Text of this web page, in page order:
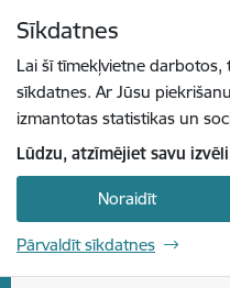
Sīkdatnes
Lai šī tīmekļvietne
sīkdatnes. Ar Jūsu
izmantotas statistikas un
Lūdzu, atzīmējiet savu
Noraidīt
Pārvaldīt sīkdatnes